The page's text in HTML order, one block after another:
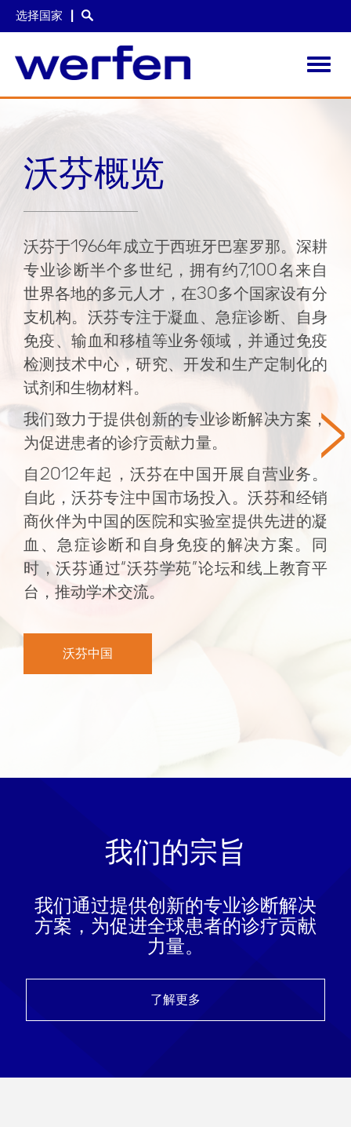
选择国家
沃芬概览
沃芬于1966年成立于西班牙巴塞罗那。深耕
专业诊断半个多世纪，拥有约7,100名来自
世界各地的多元人才，在30多个国家设有分
支机构。沃芬专注于凝血、急症诊断、自身
免疫、输血和移植等业务领域，并通过免疫
检测技术中心，研究、开发和生产定制化的
试剂和生物材料。
我们致力于提供创新的专业诊断解决方案，
为促进患者的诊疗贡献力量。
自2012年起，沃芬在中国开展自营业务。
自此，沃芬专注中国市场投入。沃芬和经销
商伙伴为中国的医院和实验室提供先进的凝
血、急症诊断和自身免疫的解决方案。同
时，沃芬通过“沃芬学苑”论坛和线上教育平
台，推动学术交流。
沃芬中国
>
我们的宗旨
我们通过提供创新的专业诊断解决
方案，为促进全球患者的诊疗贡献
力量。
了解更多